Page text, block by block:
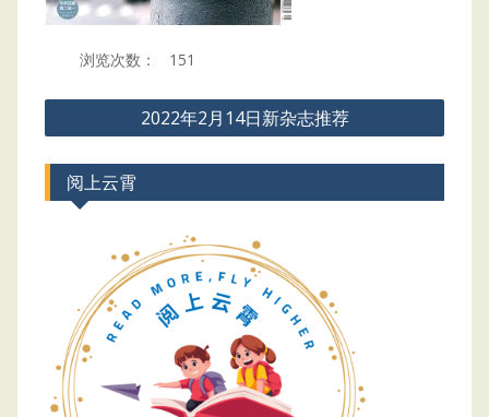
浏览次数： 151
Post
navigation
2022年2月14日新杂志推荐
阅上云霄